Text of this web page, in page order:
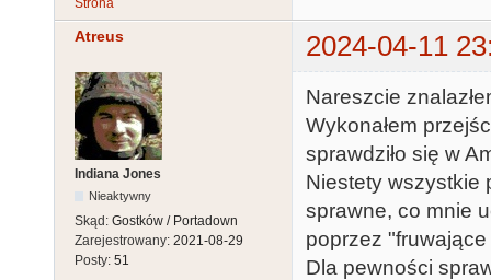
Strona
Atreus 2024-04-11
Indiana Jones
Nieaktywny
Skąd: Gostków / Portadown
Zarejestrowany: 2021-08-29
Posty: 51
Nareszcie
Wykonałem
sprawdziło się w
Niestety wszystkie
sprawne, co mnie
poprzez
Dla pewności